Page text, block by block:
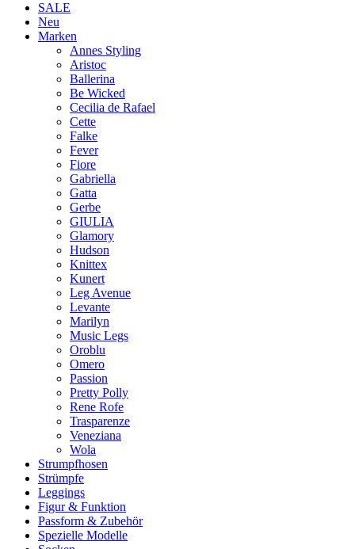
SALE
Neu
Marken
Annes Styling
Aristoc
Ballerina
Be Wicked
Cecilia de Rafael
Cette
Falke
Fever
Fiore
Gabriella
Gatta
Gerbe
GIULIA
Glamory
Hudson
Knittex
Kunert
Leg Avenue
Levante
Marilyn
Music Legs
Oroblu
Omero
Passion
Pretty Polly
Rene Rofe
Trasparenze
Veneziana
Wola
Strumpfhosen
Strümpfe
Leggings
Figur & Funktion
Passform & Zubehör
Spezielle Modelle